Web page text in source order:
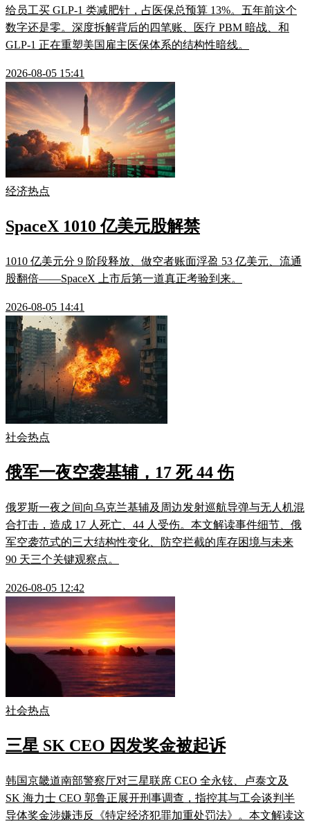
给员工买 GLP-1 类减肥针，占医保总预算 13%。五年前这个
数字还是零。深度拆解背后的四笔账、医疗 PBM 暗战、和
GLP-1 正在重塑美国雇主医保体系的结构性暗线。
2026-08-05 15:41
经济热点
SpaceX 1010 亿美元股解禁
1010 亿美元分 9 阶段释放、做空者账面浮盈 53 亿美元、流通
股翻倍——SpaceX 上市后第一道真正考验到来。
2026-08-05 14:41
社会热点
俄军一夜空袭基辅，17 死 44 伤
俄罗斯一夜之间向乌克兰基辅及周边发射巡航导弹与无人机混
合打击，造成 17 人死亡、44 人受伤。本文解读事件细节、俄
军空袭范式的三大结构性变化、防空拦截的库存困境与未来
90 天三个关键观察点。
2026-08-05 12:42
社会热点
三星 SK CEO 因发奖金被起诉
韩国京畿道南部警察厅对三星联席 CEO 全永铉、卢泰文及
SK 海力士 CEO 郭鲁正展开刑事调查，指控其与工会谈判半
导体奖金涉嫌违反《特定经济犯罪加重处罚法》。本文解读这